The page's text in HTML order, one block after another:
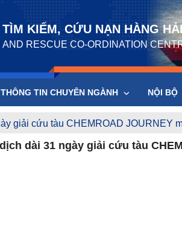
KIẾM, CỨU NẠN HÀNG
RESCUE CO-ORDINATION
THÔNG TIN CHUYÊN NGÀNH NỘI BỘ
giải cứu tàu CHEMROAD JOURNEY
dài 31 ngày giải cứu tàu